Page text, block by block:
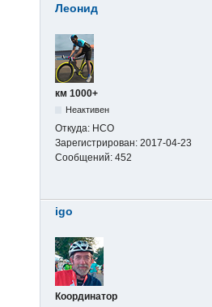
Леонид
км 1000+
Неактивен
Откуда: НСО
Зарегистрирован: 2017-04-23
Сообщений: 452
igo
Координатор